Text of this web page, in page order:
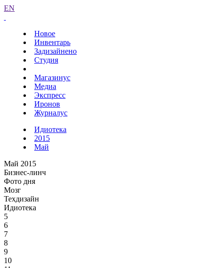
EN
Новое
Инвентарь
Задизайнено
Студия
Магазинус
Медиа
Экспресс
Иронов
Журналус
Идиотека
2015
Май
Май 2015
Бизнес-линч
Фото дня
Мозг
Техдизайн
Идиотека
5
6
7
8
9
10